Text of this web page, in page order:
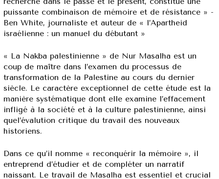
puissante combinaison de mémoire et de résistance » -
Ben White, journaliste et auteur de « l’Apartheid
israélienne : un manuel du débutant »
« La Nakba palestinienne » de Nur Masalha est un
coup de maître dans l’examen du processus de
transformation de la Palestine au cours du dernier
siècle. Le caractère exceptionnel de cette étude est la
manière systématique dont elle examine l’effacement
infligé à la société et à la culture palestinienne, ainsi
quel’évalution critique du travail des nouveaux
historiens.
Dans ce qu’il nomme « reconquérir la mémoire », il
entreprend d’étudier et de compléter un narratif
naissant. Le travail de Masalha est essentiel et crucial